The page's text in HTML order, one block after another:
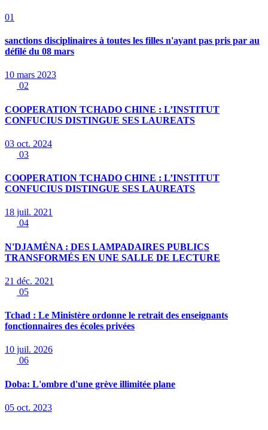
01
sanctions disciplinaires à toutes les filles n'ayant pas pris par au
défilé du 08 mars
10 mars 2023
02
COOPERATION TCHADO CHINE : L’INSTITUT
CONFUCIUS DISTINGUE SES LAUREATS
03 oct. 2024
03
COOPERATION TCHADO CHINE : L’INSTITUT
CONFUCIUS DISTINGUE SES LAUREATS
18 juil. 2021
04
N'DJAMÉNA : DES LAMPADAIRES PUBLICS
TRANSFORMÉS EN UNE SALLE DE LECTURE
21 déc. 2021
05
Tchad : Le Ministère ordonne le retrait des enseignants
fonctionnaires des écoles privées
10 juil. 2026
06
Doba: L'ombre d'une grève illimitée plane
05 oct. 2023